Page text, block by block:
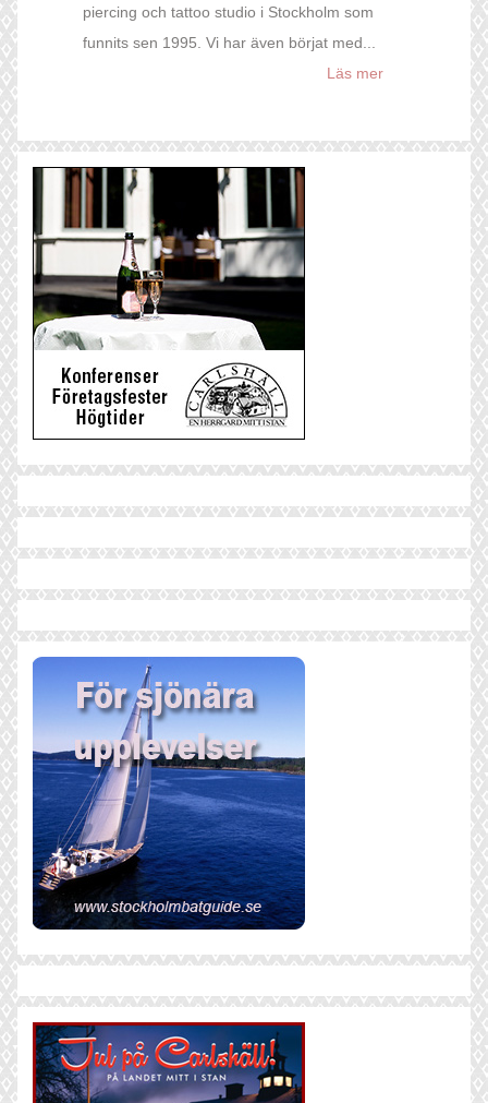
piercing och tattoo studio i Stockholm som
funnits sen 1995. Vi har även börjat med...
Läs mer